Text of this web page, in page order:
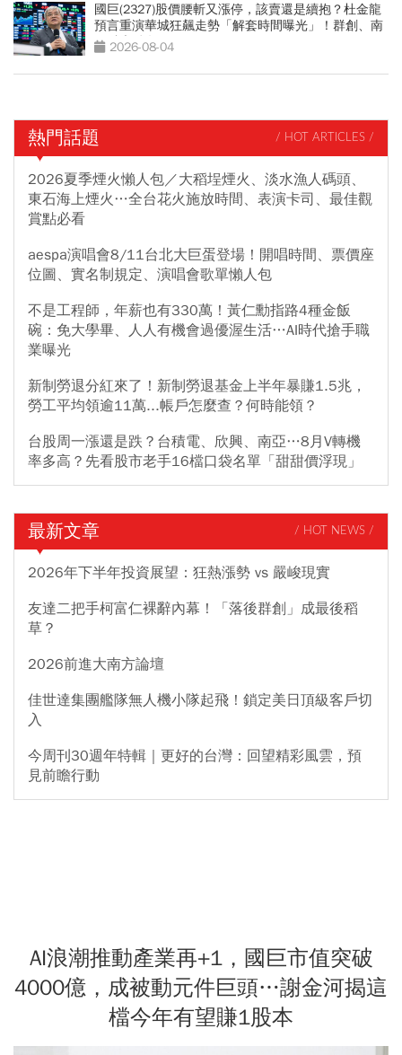
國巨(2327)股價腰斬又漲停，該賣還是續抱？杜金龍
預言重演華城狂飆走勢「解套時間曝光」！群創、南
亞科也點名
2026-08-04
熱門話題 / HOT ARTICLES /
2026夏季煙火懶人包／大稻埕煙火、淡水漁人碼頭、
東石海上煙火…全台花火施放時間、表演卡司、最佳觀
賞點必看
aespa演唱會8/11台北大巨蛋登場！開唱時間、票價座
位圖、實名制規定、演唱會歌單懶人包
不是工程師，年薪也有330萬！黃仁勳指路4種金飯
碗：免大學畢、人人有機會過優渥生活…AI時代搶手職
業曝光
新制勞退分紅來了！新制勞退基金上半年暴賺1.5兆，
勞工平均領逾11萬...帳戶怎麼查？何時能領？
台股周一漲還是跌？台積電、欣興、南亞…8月V轉機
率多高？先看股市老手16檔口袋名單「甜甜價浮現」
最新文章 / HOT NEWS /
2026年下半年投資展望：狂熱漲勢 vs 嚴峻現實
友達二把手柯富仁裸辭內幕！「落後群創」成最後稻
草？
2026前進大南方論壇
佳世達集團艦隊無人機小隊起飛！鎖定美日頂級客戶切
入
今周刊30週年特輯｜更好的台灣：回望精彩風雲，預
見前瞻行動
AI浪潮推動產業再+1，國巨市值突破
4000億，成被動元件巨頭…謝金河揭這
檔今年有望賺1股本